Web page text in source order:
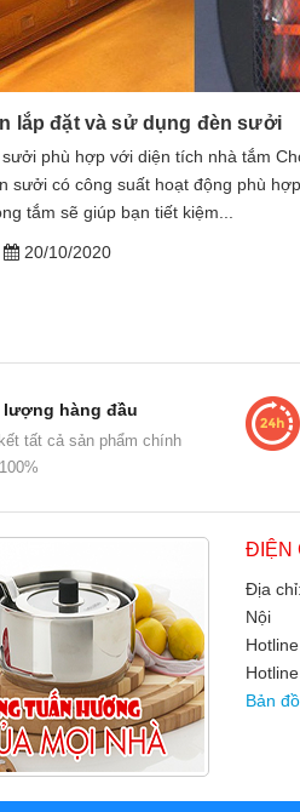
lắp đặt và sử dụng đèn sưởi
phù hợp với diện tích nhà tắm
sưởi có công suất hoạt động phù
tắm sẽ giúp bạn tiết kiệm...
20/10/2020
lượng hàng đầu
tất cả sản phẩm chính
ĐIỆN
Địa
Nội
Bản